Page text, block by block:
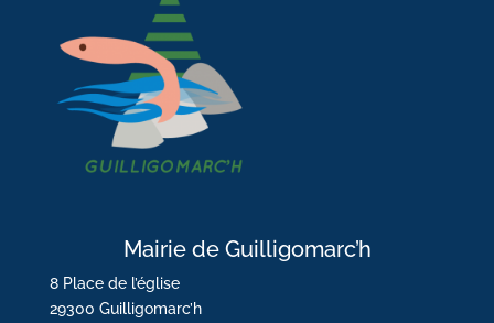
Mairie de Guilligomarc’h
8 Place de l’église
29300 Guilligomarc’h